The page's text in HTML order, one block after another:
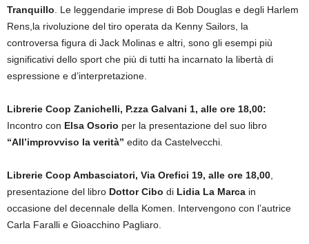
Tranquillo . Le leggendarie imprese di Bob Douglas e degli Harlem
Rens,la rivoluzione del tiro operata da Kenny Sailors, la
controversa figura di Jack Molinas e altri, sono gli esempi più
significativi dello sport che più di tutti ha incarnato la libertà di
espressione e d’interpretazione.
Librerie Coop Zanichelli, P.zza Galvani 1, alle ore 18,00:
Incontro con Elsa Osorio per la presentazione del suo libro
“All’improvviso la verità” edito da Castelvecchi.
Librerie Coop Ambasciatori, Via Orefici 19, alle ore 18,00
presentazione del libro Dottor Cibo di Lidia La Marca in
occasione del decennale della Komen. Intervengono con l’autrice
Carla Faralli e Gioacchino Pagliaro.